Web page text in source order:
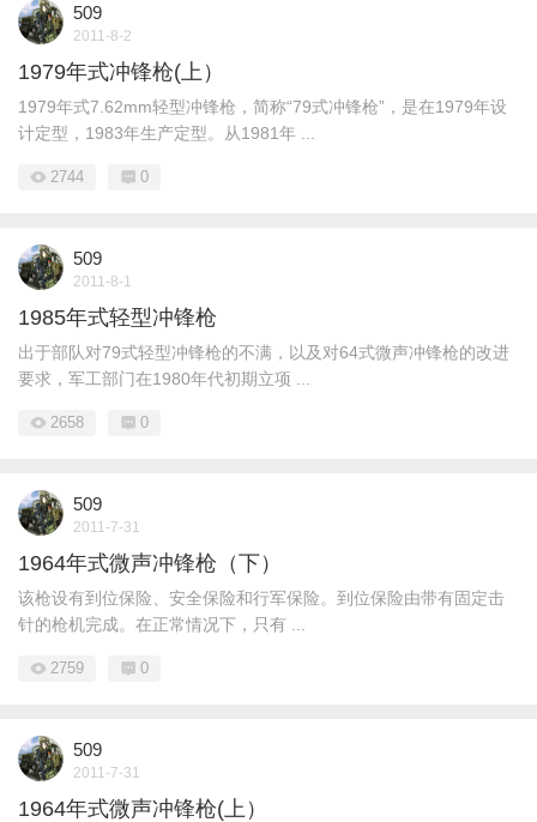
509
2011-8-2
1979年式冲锋枪(上）
1979年式7.62mm轻型冲锋枪，简称“79式冲锋枪”，是在1979年设
计定型，1983年生产定型。从1981年 ...
2744 0
509
2011-8-1
1985年式轻型冲锋枪
出于部队对79式轻型冲锋枪的不满，以及对64式微声冲锋枪的改进
要求，军工部门在1980年代初期立项 ...
2658 0
509
2011-7-31
1964年式微声冲锋枪（下）
该枪设有到位保险、安全保险和行军保险。到位保险由带有固定击
针的枪机完成。在正常情况下，只有 ...
2759 0
509
2011-7-31
1964年式微声冲锋枪(上）